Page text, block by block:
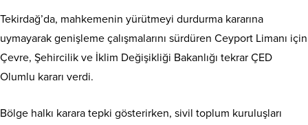
Tekirdağ’da, mahkemenin yürütmeyi durdurma kararına
uymayarak genişleme çalışmalarını sürdüren Ceyport Limanı için
Çevre, Şehircilik ve İklim Değişikliği Bakanlığı tekrar ÇED
Olumlu kararı verdi.
Bölge halkı karara tepki gösterirken, sivil toplum kuruluşları